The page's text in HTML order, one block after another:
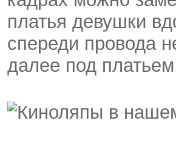
платья девушки
спереди провода
далее под